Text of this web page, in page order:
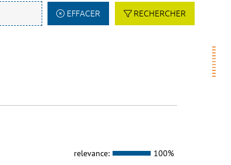
EFFACER RECHERCHER
relevance: 100%